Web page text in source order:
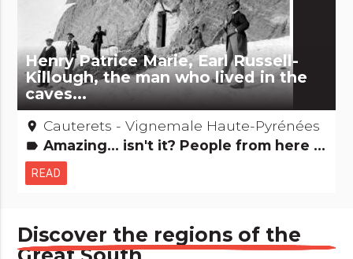
Henry Patrice Marie, Earl Russell-
Killough, the man who lived in the
caves...
place Cauterets - Vignemale Haute-Pyrénées
label Amazing... isn't it? People from here Films: film locations
READ
Discover the regions of the